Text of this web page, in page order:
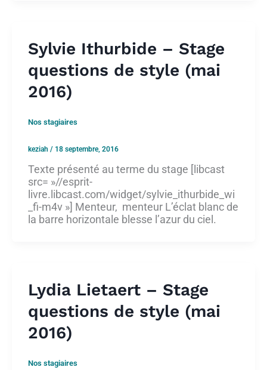
Sylvie Ithurbide – Stage
questions de style (mai
2016)
Nos stagiaires
keziah / 18 septembre, 2016
Texte présenté au terme du stage [libcast
src= »//esprit-
livre.libcast.com/widget/sylvie_ithurbide_wi
_fi-m4v »] Menteur, menteur L’éclat blanc de
la barre horizontale blesse l’azur du ciel.
Lydia Lietaert – Stage
questions de style (mai
2016)
Nos stagiaires